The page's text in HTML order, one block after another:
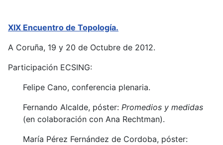
XIX Encuentro de Topología.
A Coruña, 19 y 20 de Octubre de 2012.
Participación ECSING:
Felipe Cano, conferencia plenaria.
Fernando Alcalde, póster: Promedios y medidas
(en colaboración con Ana Rechtman).
María Pérez Fernández de Cordoba, póster: